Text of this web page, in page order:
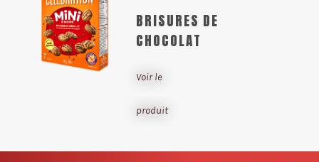
BRISURES DE
CHOCOLAT
Voir le
produit